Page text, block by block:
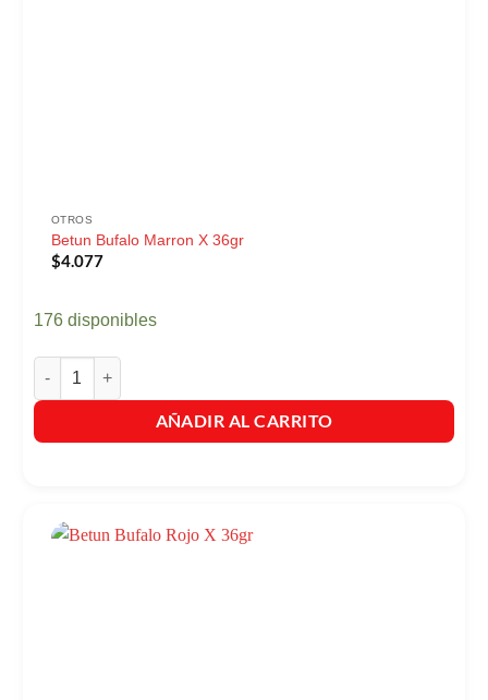
OTROS
Betun Bufalo Marron X 36gr
$4.077
176 disponibles
Betun Bufalo Marron X 36gr cantidad
AÑADIR AL CARRITO